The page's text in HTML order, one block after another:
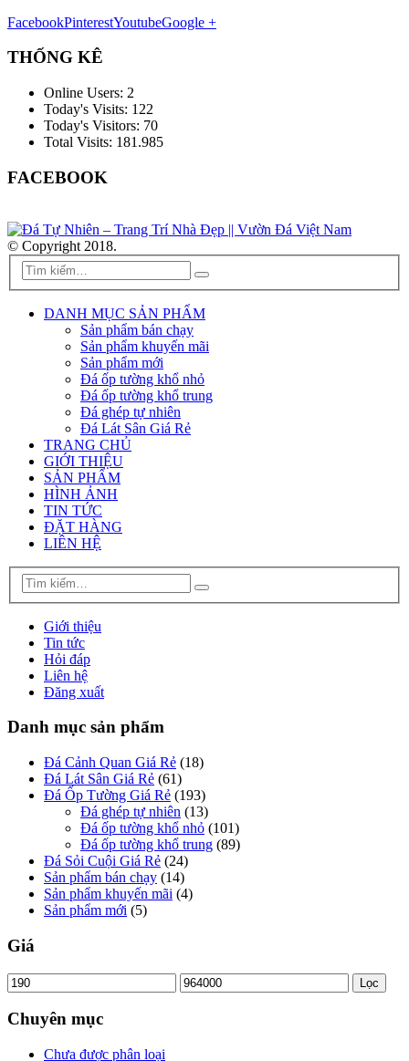
FacebookPinterestYoutubeGoogle +
THỐNG KÊ
Online Users: 2
Today's Visits: 122
Today's Visitors: 70
Total Visits: 181.985
FACEBOOK
© Copyright 2018.
DANH MỤC SẢN PHẨM
Sản phẩm bán chạy
Sản phẩm khuyến mãi
Sản phẩm mới
Đá ốp tường khổ nhỏ
Đá ốp tường khổ trung
Đá ghép tự nhiên
Đá Lát Sân Giá Rẻ
TRANG CHỦ
GIỚI THIỆU
SẢN PHẨM
HÌNH ẢNH
TIN TỨC
ĐẶT HÀNG
LIÊN HỆ
Giới thiệu
Tin tức
Hỏi đáp
Liên hệ
Đăng xuất
Danh mục sản phẩm
Đá Cảnh Quan Giá Rẻ (18)
Đá Lát Sân Giá Rẻ (61)
Đá Ốp Tường Giá Rẻ (193)
Đá ghép tự nhiên (13)
Đá ốp tường khổ nhỏ (101)
Đá ốp tường khổ trung (89)
Đá Sỏi Cuội Giá Rẻ (24)
Sản phẩm bán chạy (14)
Sản phẩm khuyến mãi (4)
Sản phẩm mới (5)
Giá
Lọc
Chuyên mục
Chưa được phân loại